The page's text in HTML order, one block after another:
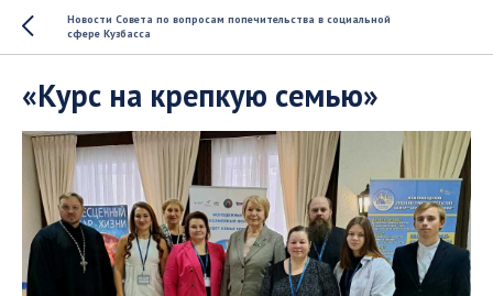
Новости Совета по вопросам попечительства в социальной
сфере Кузбасса
«Курс на крепкую семью»